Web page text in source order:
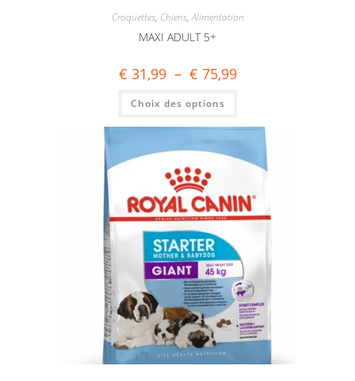
Croquettes, Chiens,Alimentation
MAXI ADULT 5+
€ 31,99 – € 75,99
Choix des options